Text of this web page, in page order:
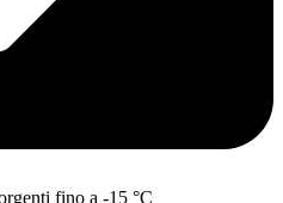
fino a -15 °C